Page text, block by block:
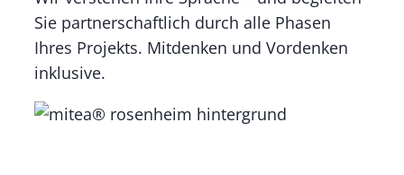
Sie partnerschaftlich durch alle Phasen
Ihres Projekts. Mitdenken und Vordenken
inklusive.